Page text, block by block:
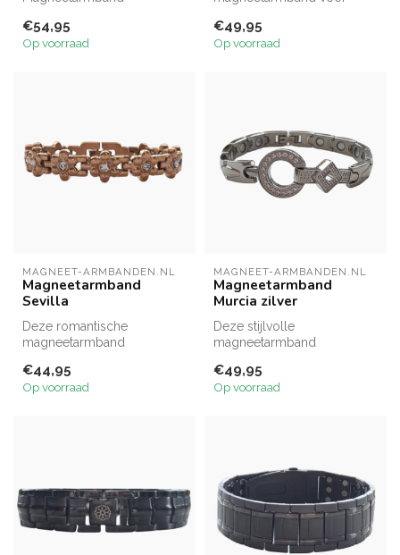
koperen armband met 44
magneten ...
€54,95
Op voorraad
looks. Het warme g...
€49,95
Op voorraad
MAGNEET-ARMBANDEN.NL
Magneetarmband
Sevilla
Deze romantische
magneetarmband
bloemendesign met
magnet...
€44,95
Op voorraad
MAGNEET-ARMBANDEN.NL
Magneetarmband
Murcia zilver
Deze stijlvolle
magneetarmband
functionaliteit. Het
moderne,...
€49,95
Op voorraad